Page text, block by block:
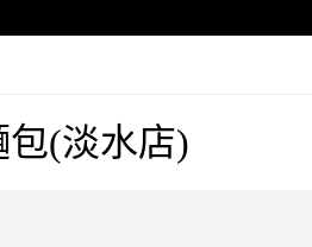
包(淡水店)